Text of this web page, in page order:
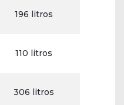
196 litros
110 litros
306 litros